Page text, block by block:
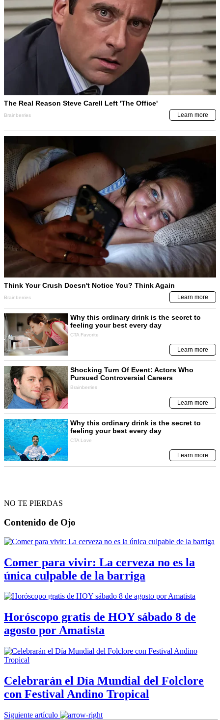
NO TE PIERDAS
Contenido de Ojo
Comer para vivir: La cerveza no es la
única culpable de la barriga
Horóscopo gratis de HOY sábado 8 de
agosto por Amatista
Celebrarán el Día Mundial del Folclore
con Festival Andino Tropical
Siguiente artículo